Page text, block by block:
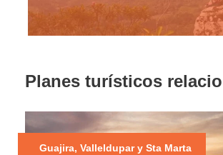
Planes turísticos
Guajira, Valleldupar y Sta Marta